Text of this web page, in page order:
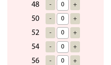
48 - +
50 - +
52 - +
54 - +
56 - +